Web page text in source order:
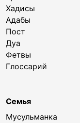
Хадисы
Адабы
Пост
Дуа
Фетвы
Глоссарий
Семья
Мусульманка